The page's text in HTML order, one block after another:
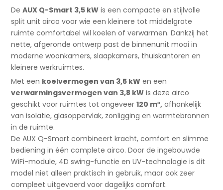
DeAUX Q-Smart 3,5 kW is een compacte en stijlvolle
split unit airco voor wie een kleinere tot middelgrote
ruimte comfortabel wil koelen of verwarmen. Dankzij het
nette, afgeronde ontwerp past de binnenunit mooi in
moderne woonkamers, slaapkamers, thuiskantoren en
kleinere werkruimtes.
Met een koelvermogen van 3,5 kW en een
verwarmingsvermogen van 3,8 kW is deze airco
geschikt voor ruimtes tot ongeveer120 m³, afhankelijk
van isolatie, glasoppervlak, zonligging en warmtebronnen
in de ruimte.
De AUX Q-Smart combineert kracht, comfort en slimme
bediening in één complete airco. Door de ingebouwde
WiFi-module, 4D swing-functie en UV-technologie is dit
model niet alleen praktisch in gebruik, maar ook zeer
compleet uitgevoerd voor dagelijks comfort.